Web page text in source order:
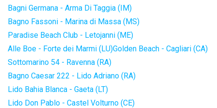
Bagni Germana - Arma Di Taggia (IM)
Bagno Fassoni - Marina di Massa (MS)
Paradise Beach Club - Letojanni (ME)
Alle Boe - Forte dei Marmi (LU)Golden Beach - Cagliari (CA)
Sottomarino 54 - Ravenna (RA)
Bagno Caesar 222 - Lido Adriano (RA)
Lido Bahia Blanca - Gaeta (LT)
Lido Don Pablo - Castel Volturno (CE)